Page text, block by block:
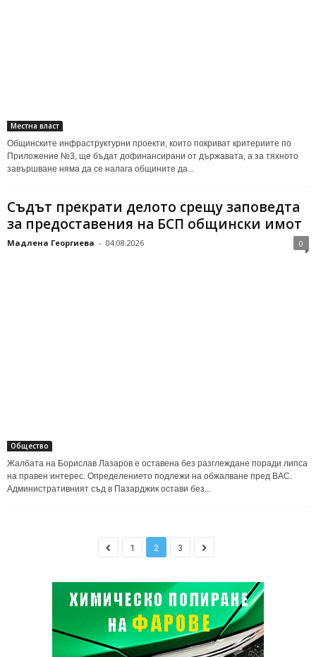
Местна власт
Общинските инфраструктурни проекти, които покриват критериите по
Приложение №3, ще бъдат дофинансирани от държавата, а за тяхното
завършване няма да се налага общините да...
Съдът прекрати делото срещу заповедта
за предоставения на БСП общински имот
Мадлена Георгиева - 04.08.2026 0
Общество
Жалбата на Борислав Лазаров е оставена без разглеждане поради липса
на правен интерес. Определението подлежи на обжалване пред ВАС.
Административният съд в Пазарджик остави без...
1 2 3